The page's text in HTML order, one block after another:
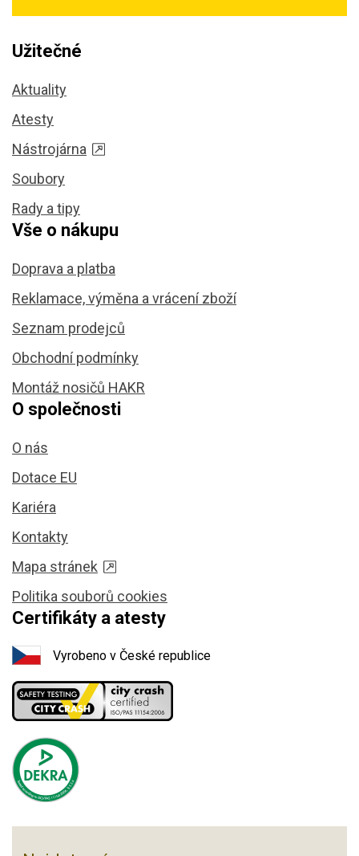
Užitečné
Aktuality
Atesty
Nástrojárna
Soubory
Rady a tipy
Vše o nákupu
Doprava a platba
Reklamace, výměna a vrácení zboží
Seznam prodejců
Obchodní podmínky
Montáž nosičů HAKR
O společnosti
O nás
Dotace EU
Kariéra
Kontakty
Mapa stránek
Politika souborů cookies
Certifikáty a atesty
Vyrobeno v České republice